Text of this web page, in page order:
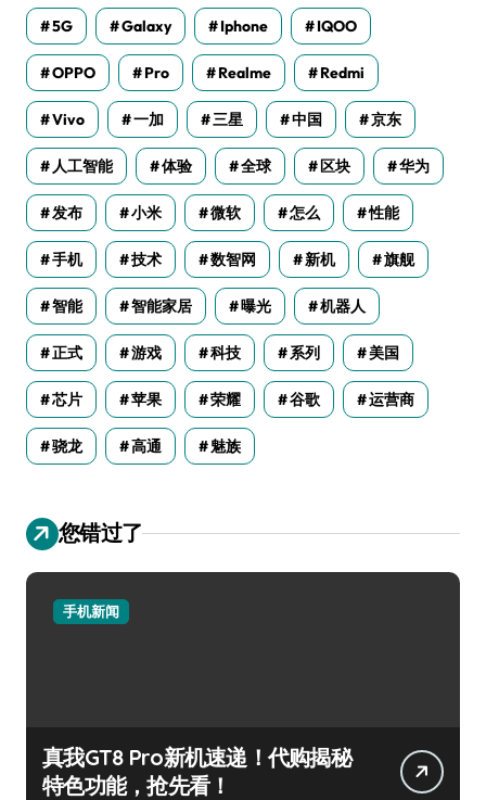
5G Galaxy Iphone IQOO
OPPO Pro Realme Redmi
Vivo 一加 三星 中国 京东
人工智能 体验 全球 区块 华为
发布 小米 微软 怎么 性能
手机 技术 数智网 新机 旗舰
智能 智能家居 曝光 机器人
正式 游戏 科技 系列 美国
芯片 苹果 荣耀 谷歌 运营商
骁龙 高通 魅族
您错过了
手机新闻
真我GT8 Pro新机速递！代购揭秘
特色功能，抢先看！